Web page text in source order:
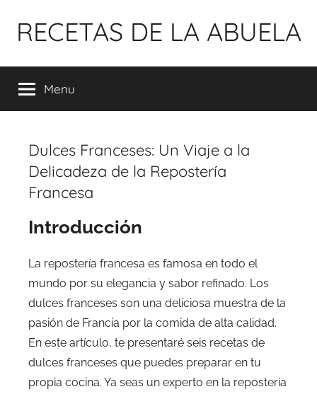
para
conteúdo
RECETAS DE LA ABUELA
Menu
Dulces Franceses: Un Viaje a la
Delicadeza de la Repostería
Francesa
Introducción
La repostería francesa es famosa en todo el
mundo por su elegancia y sabor refinado. Los
dulces franceses son una deliciosa muestra de la
pasión de Francia por la comida de alta calidad.
En este artículo, te presentaré seis recetas de
dulces franceses que puedes preparar en tu
propia cocina. Ya seas un experto en la repostería